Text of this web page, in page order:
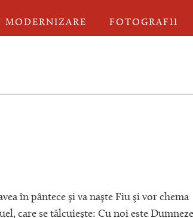
MODERNIZARE FOTOGRAFII
în pântece şi va naşte Fiu şi vor chema
care se tâlcuieşte: Cu noi este